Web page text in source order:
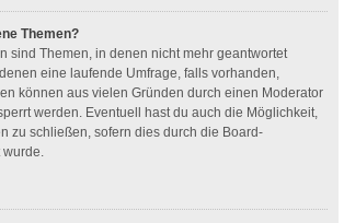
Themen?
sind Themen, in denen nicht mehr geantwortet
eine laufende Umfrage, falls vorhanden,
können aus vielen Gründen durch einen Moderator
werden. Eventuell hast du auch die Möglichkeit,
zu schließen, sofern dies durch die Board-